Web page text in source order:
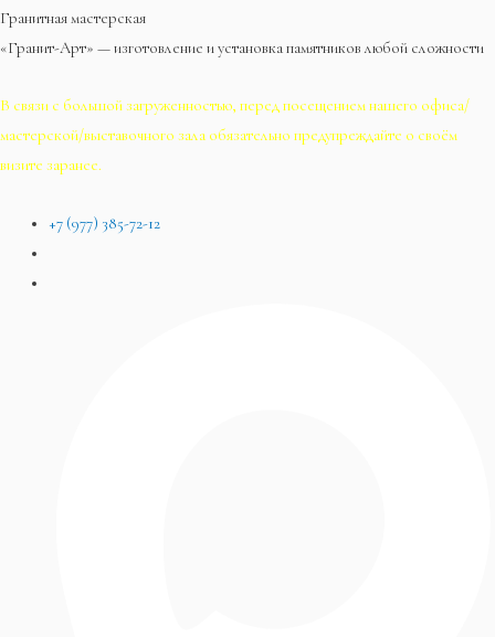
Гранитная мастерская
«Гранит-Арт» — изготовление и установка памятников любой сложности
В связи с большой загруженностью, перед посещением нашего офиса/
мастерской/выставочного зала обязательно предупреждайте о своём
визите заранее.
+7 (977) 385-72-12